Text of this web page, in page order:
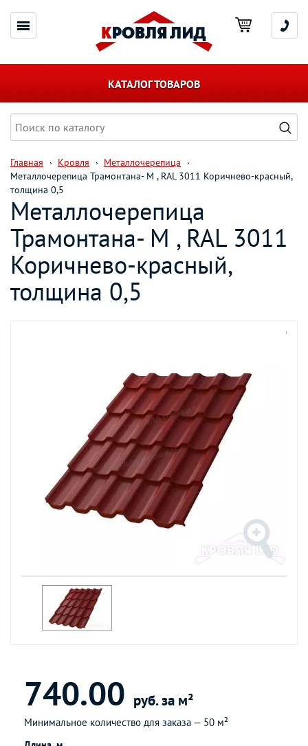
КАТАЛОГ ТОВАРОВ
Главная Кровля
Металлочерепица
Металлочерепица Трамонтана- M , RAL 3011 Коричнево-красный,
толщина 0,5
Металлочерепица
Трамонтана- M , RAL 3011
Коричнево-красный,
толщина 0,5
740.00 руб. за м²
Минимальное количество для заказа — 50 м²